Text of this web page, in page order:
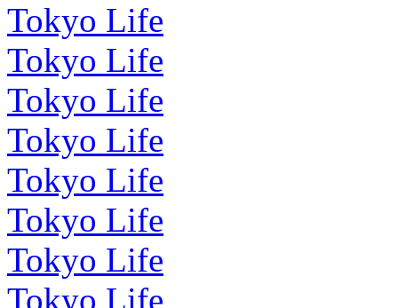
Tokyo Life
Tokyo Life
Tokyo Life
Tokyo Life
Tokyo Life
Tokyo Life
Tokyo Life
Tokyo Life